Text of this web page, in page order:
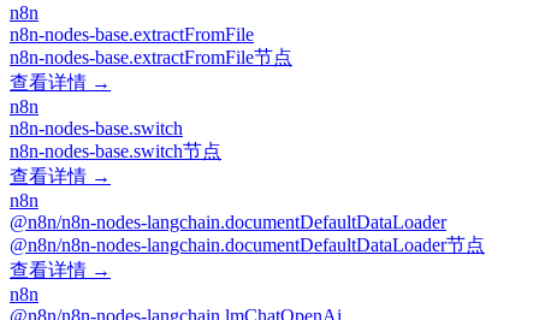
n8n
n8n-nodes-base.extractFromFile
n8n-nodes-base.extractFromFile节点
查看详情 →
n8n
n8n-nodes-base.switch
n8n-nodes-base.switch节点
查看详情 →
n8n
@n8n/n8n-nodes-langchain.documentDefaultDataLoader
@n8n/n8n-nodes-langchain.documentDefaultDataLoader节点
查看详情 →
n8n
@n8n/n8n-nodes-langchain.lmChatOpenAi